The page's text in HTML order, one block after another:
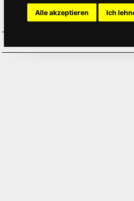
Alle akzeptieren Ich